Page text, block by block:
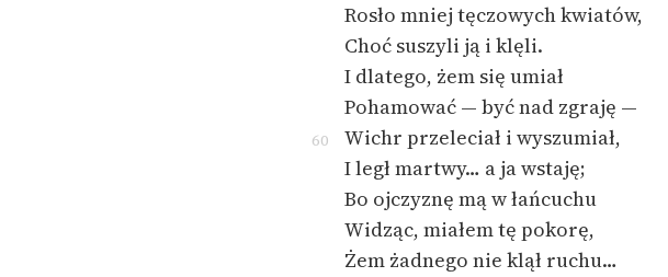
Rosło mniej tęczowych kwiatów,
Choć suszyli ją i klęli.
I dlatego, żem się umiał
Pohamować — być nad zgraję —
60
Wichr przeleciał i wyszumiał,
I legł martwy… a ja wstaję;
Bo ojczyznę mą w łańcuchu
Widząc, miałem tę pokorę,
Żem żadnego nie klął ruchu…